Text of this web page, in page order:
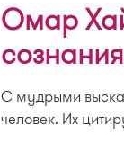
Омар
С мудрыми
человек. Их